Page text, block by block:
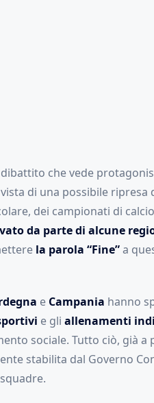
che vede
di una possibile ripresa
dei campionati di calcio
da parte di alcune
la parola “Fine”a
e Campania hanno
e gli allenamenti
sociale. Tutto ciò, già a
stabilita dal Governo